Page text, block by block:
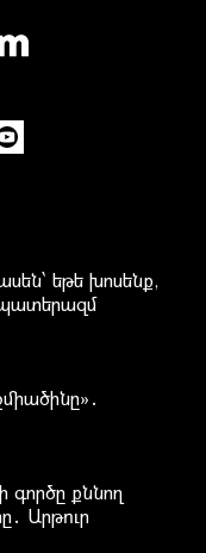
եթե խոսենք,
պատերազմ
գործը քննող
Արթուր